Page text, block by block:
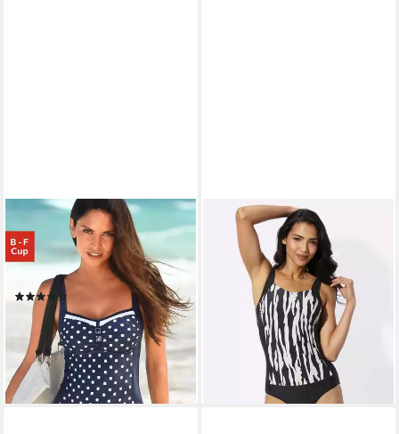
Badeanzug eingearbeitete
Softcups, verstellbare Träger,
modisches Druckdesign
44,99 € 69,99 €
-36%
lieferbar - in 1-2 Werktagen bei dir
SIEH AN!
Badeanzug Badeanzug
45,00 €
lieferbar - in 2-3 Werktagen bei dir